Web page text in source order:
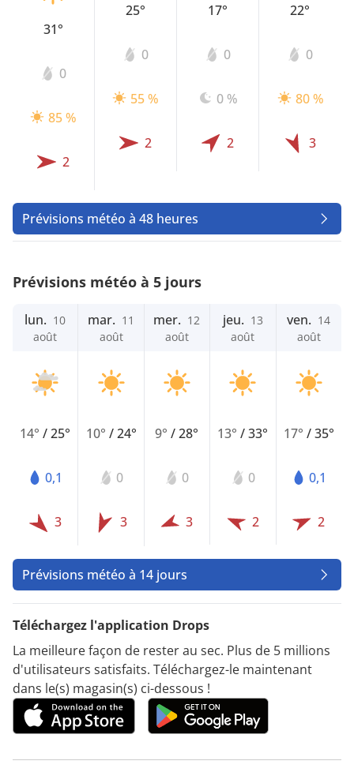
31°
0
85 %
2
25°
0
55 %
2
17°
0
0 %
2
22°
0
80 %
3
Prévisions météo à 48 heures
Prévisions météo à 5 jours
lun. 10
août
14°/25°
0,1
3
mar. 11
août
10° /24°
0
3
mer. 12
août
9°/28°
0
3
jeu. 13
août
13°/33°
0
2
ven. 14
août
17° /35°
0,1
2
Prévisions météo à 14 jours
Téléchargez l'application Drops
La meilleure façon de rester au sec. Plus de 5 millions
d'utilisateurs satisfaits. Téléchargez-le maintenant
dans le(s) magasin(s) ci-dessous !